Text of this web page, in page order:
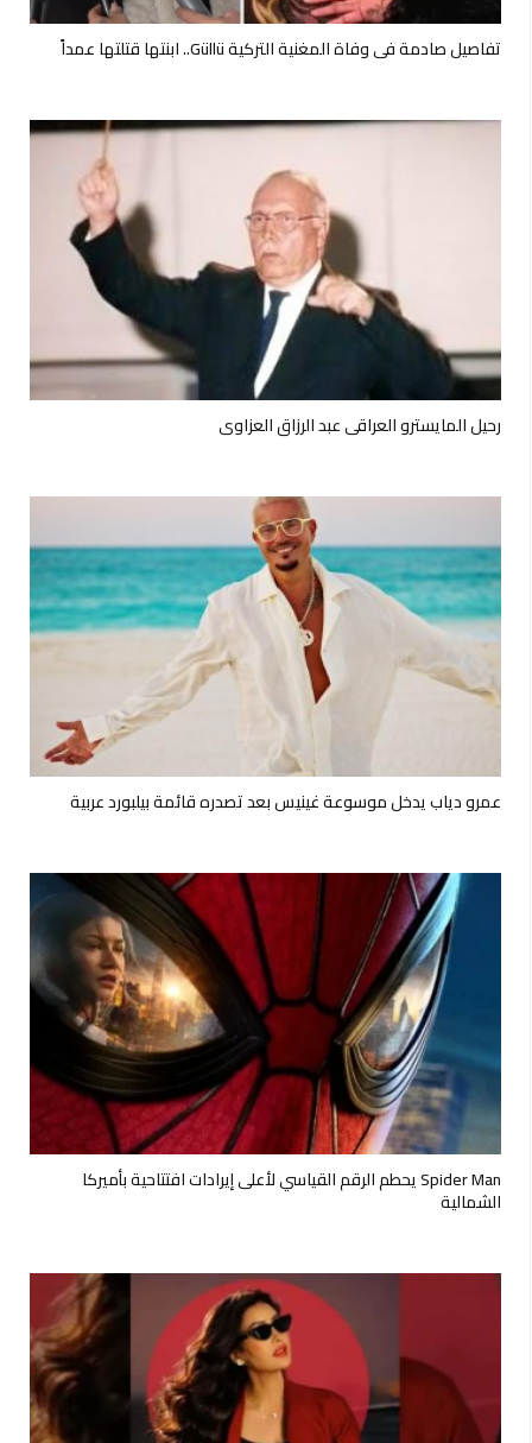
تفاصيل صادمة في وفاة المغنية التركية Güllü.. ابنتها قتلتها عمداً
رحيل المايسترو العراقي عبد الرزاق العزاوي
عمرو دياب يدخل موسوعة غينيس بعد تصدره قائمة بيلبورد عربية
Spider Man يحطم الرقم القياسي لأعلى إيرادات افتتاحية بأميركا
الشمالية